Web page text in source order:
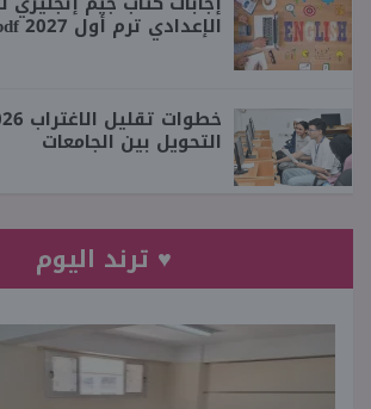
الإعدادي ترم أول 2027 pdf
التحويل بين الجامعات
♥ ترند اليوم